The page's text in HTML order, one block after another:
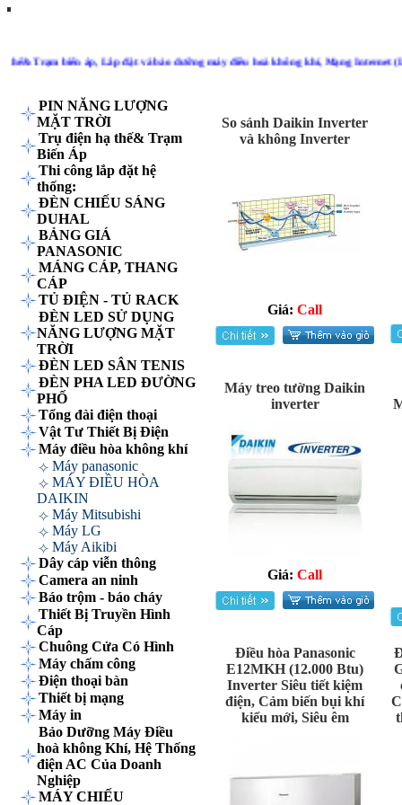
Trạm biến áp, Lắp đặt và bảo dưỡng máy điều hoà không khí, Mạng Internet
PIN NĂNG LƯỢNG
MẶT TRỜI
Trụ điện hạ thế& Trạm
Biến Áp
Thi công lắp đặt hệ
thống:
ĐÈN CHIẾU SÁNG
DUHAL
BẢNG GIÁ
PANASONIC
MÁNG CÁP, THANG
CÁP
TỦ ĐIỆN - TỦ RACK
ĐÈN LED SỬ DỤNG
NĂNG LƯỢNG MẶT
TRỜI
ĐÈN LED SÂN TENIS
ĐÈN PHA LED ĐƯỜNG
PHỐ
Tổng đài điện thoại
Vật Tư Thiết Bị Điện
Máy điều hòa không khí
Máy panasonic
MÁY ĐIỀU HÒA
DAIKIN
Máy Mitsubishi
Máy LG
Máy Aikibi
Dây cáp viễn thông
Camera an ninh
Báo trộm - báo cháy
Thiết Bị Truyền Hình
Cáp
Chuông Cửa Có Hình
Máy chấm công
Điện thoại bàn
Thiết bị mạng
Máy in
Bảo Dưỡng Máy Điều
hoà không Khí, Hệ Thống
điện AC Của Doanh
Nghiệp
MÁY CHIẾU
So sánh Daikin Inverter
và không Inverter
Giá: Call
Máy treo tường Daikin
inverter
Giá: Call
Điều hòa Panasonic
E12MKH (12.000 Btu)
Inverter Siêu tiết kiệm
điện, Cảm biến bụi khí
kiểu mới, Siêu êm